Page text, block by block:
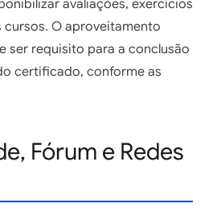
avaliações, exercícios
cursos. O aproveitamento
ser requisito para a conclusão
certificado, conforme as
Fórum e Redes